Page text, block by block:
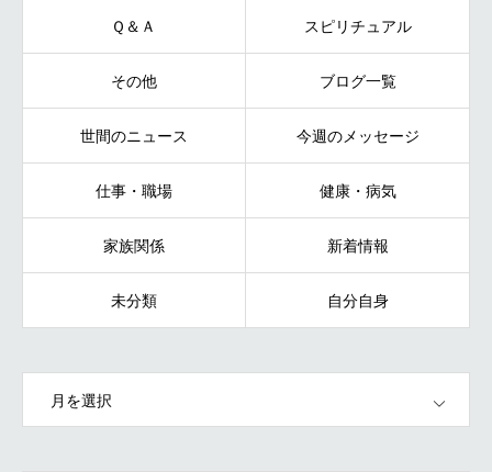
Ｑ＆Ａ スピリチュアル
その他 ブログ一覧
世間のニュース 今週のメッセージ
仕事・職場 健康・病気
家族関係 新着情報
未分類 自分自身